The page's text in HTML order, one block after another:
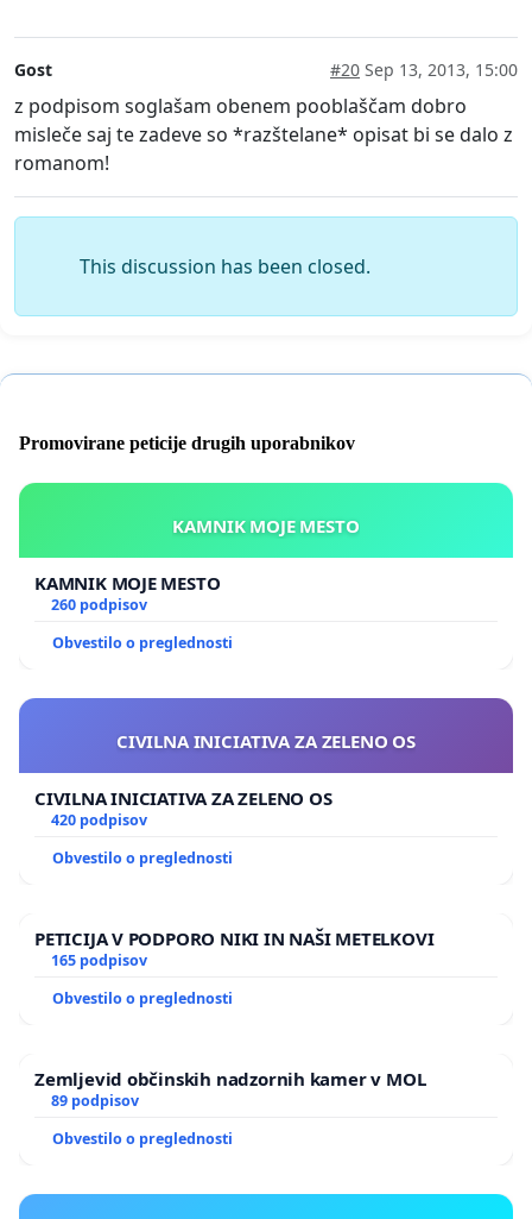
Gost #20 Sep 13, 2013, 15:00
z podpisom soglašam obenem pooblaščam dobro
misleče saj te zadeve so *razštelane* opisat bi se dalo z
romanom!
This discussion has been closed.
Promovirane peticije drugih uporabnikov
KAMNIK MOJE MESTO
KAMNIK MOJE MESTO
260 podpisov
Obvestilo o preglednosti
CIVILNA INICIATIVA ZA ZELENO OS
CIVILNA INICIATIVA ZA ZELENO OS
420 podpisov
Obvestilo o preglednosti
PETICIJA V PODPORO NIKI IN NAŠI METELKOVI
165 podpisov
Obvestilo o preglednosti
Zemljevid občinskih nadzornih kamer v MOL
89 podpisov
Obvestilo o preglednosti